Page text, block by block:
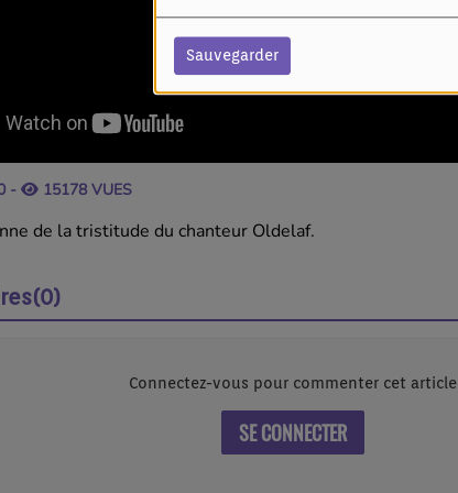
Sauvegarder
- 15178 VUES
de la tristitude du chanteur Oldelaf.
Connectez-vous pour commenter cet article
SE CONNECTER